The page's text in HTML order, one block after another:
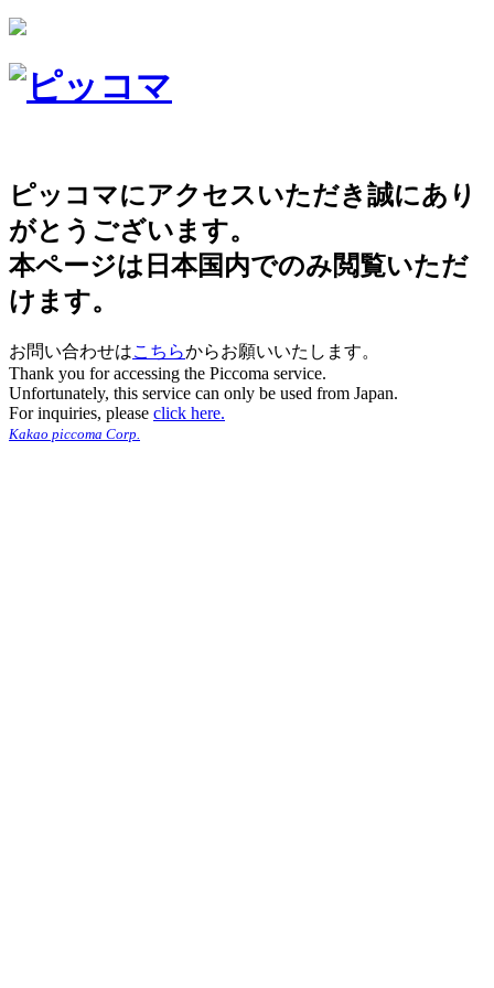
ピッコマにアクセスいただき誠にあり
がとうございます。
本ページは日本国内でのみ閲覧いただ
けます。
お問い合わせはこちらからお願いいたします。
Thank you for accessing the Piccoma service.
Unfortunately, this service can only be used from Japan.
For inquiries, please click here.
Kakao piccoma Corp.